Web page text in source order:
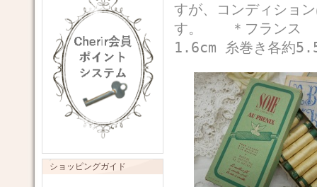
ショッピングガイド
すが、コンディショ
す。 ＊フランス
1.6cm 糸巻き各約